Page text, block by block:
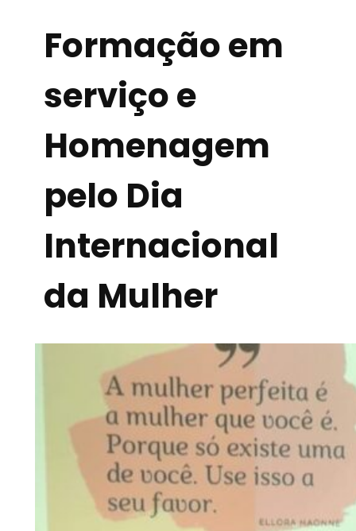
Formação em
serviço e
Homenagem
pelo Dia
Internacional
da Mulher